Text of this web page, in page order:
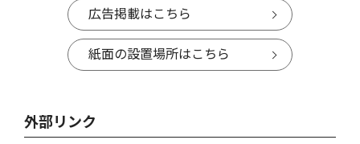
広告掲載はこちら
紙面の設置場所はこちら
外部リンク